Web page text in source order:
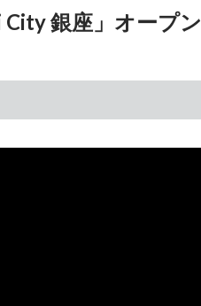
銀座」オープン